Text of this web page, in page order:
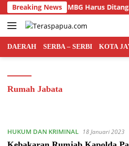
Langsung
ke
konten
Breaking News
Keracunan MBG Harus
DAERAH SERBA – SERBI KOTA
Rumah Jabata
HUKUM DAN KRIMINAL 18 Januari 2023